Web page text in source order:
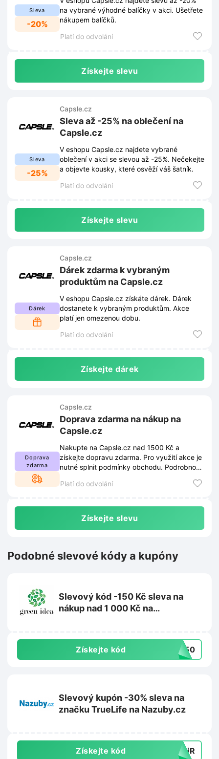
Sleva
-20%
na vybrané výhodné balíčky v akci. Ušetřete
nákupem balíčků.
Platí do odvolání
Získejte slevu
Sleva
-25%
Capsle.cz
Sleva až -25% na oblečení na
Capsle.cz
V eshopu Capsle.cz najdete vybrané
oblečení v akci se slevou až -25%. Nečekejte
a objevte kousky, které osvěží váš šatník.
Platí do odvolání
Získejte slevu
Dárek
Capsle.cz
Dárek zdarma k vybraným
produktům na Capsle.cz
V eshopu Capsle.cz získáte dárek. Dárek
dostanete k vybraným produktům. Akce
platí jen omezenou dobu.
Platí do odvolání
Získejte dárek
Doprava
zdarma
Capsle.cz
Doprava zdarma na nákup na
Capsle.cz
Nakupte na Capsle.cz nad 1500 Kč a
získejte dopravu zdarma. Pro využití akce je
nutné splnit podmínky obchodu. Podrobnosti
Platí do odvolání
Získejte slevu
Podobné slevové kódy a kupóny
Slevový kód -150 Kč sleva na
nákup nad 1 000 Kč na
Získejte kód R150
Slevový kupón -30% sleva na
značku TrueLife na Nazuby.cz
Získejte kód yyiR